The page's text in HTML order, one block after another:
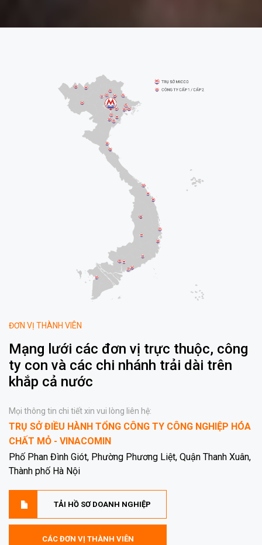
ĐƠN VỊ THÀNH VIÊN
Mạng lưới các đơn vị trực thuộc, công
ty con và các chi nhánh trải dài trên
khắp cả nước
Mọi thông tin chi tiết xin vui lòng liên hệ:
TRỤ SỞ ĐIỀU HÀNH TỔNG CÔNG TY CÔNG NGHIỆP HÓA
CHẤT MỎ - VINACOMIN
Phố Phan Đình Giót, Phường Phương Liệt, Quận Thanh Xuân,
Thành phố Hà Nội
TẢI HỒ SƠ DOANH NGHIỆP
CÁC ĐƠN VỊ THÀNH VIÊN